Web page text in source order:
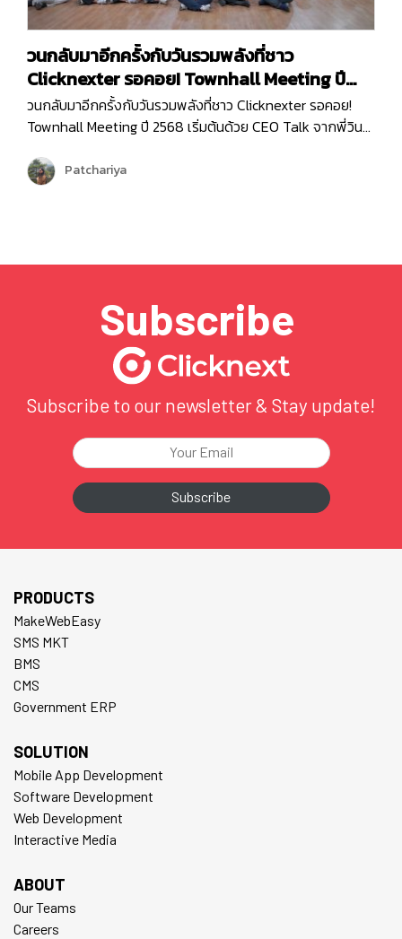
วนกลับมาอีกครั้งกับวันรวมพลังที่ชาว
Clicknexter รอคอย! Townhall Meeting ปี
2568
วนกลับมาอีกครั้งกับวันรวมพลังที่ชาว Clicknexter รอคอย!
Townhall Meeting ปี 2568 เริ่มต้นด้วย CEO Talk จากพี่วิน
ด้วยโอกาสและความท้าทาย ปีนี้ Clicknext มุ่งเน้นการขยาย
บริการและพัฒนาผลิตภัณฑ์ให้ตอบโจทย์ลูกค้ามากยิ่งขึ้น
Patchariya
Subscribe
Subscribe to our newsletter & Stay update!
PRODUCTS
MakeWebEasy
SMS MKT
BMS
CMS
Government ERP
SOLUTION
Mobile App Development
Software Development
Web Development
Interactive Media
ABOUT
Our Teams
Careers